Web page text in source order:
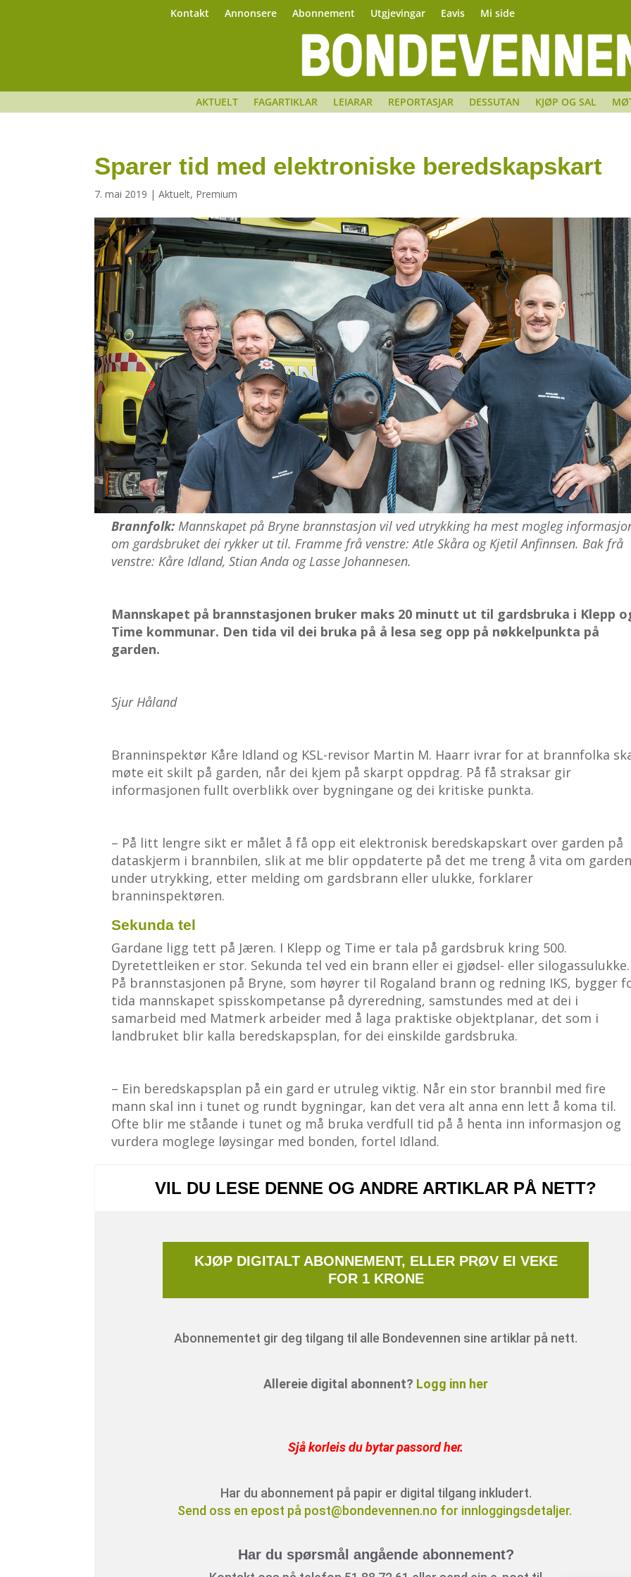
Kontakt Annonsere Abonnement Utgjevingar Eavis Mi side
AKTUELT FAGARTIKLAR LEIARAR REPORTASJAR DESSUTAN KJØP OG SAL
Sparer tid med elektroniske beredskapskart
7. mai 2019 |Aktuelt, Premium
Brannfolk: Mannskapet på Bryne brannstasjon vil ved utrykking ha mest mogleg
om gardsbruket dei rykker ut til. Framme frå venstre: Atle Skåra og Kjetil Anfinnsen. Bak frå
venstre: Kåre Idland, Stian Anda og Lasse Johannesen.
Mannskapet på brannstasjonen bruker maks 20 minutt ut til gardsbruka i Klepp
Time kommunar. Den tida vil dei bruka på å lesa seg opp på nøkkelpunkta på
garden.
Sjur Håland
Branninspektør Kåre Idland og KSL-revisor Martin M. Haarr ivrar for at brannfolka
møte eit skilt på garden, når dei kjem på skarpt oppdrag. På få straksar gir
informasjonen fullt overblikk over bygningane og dei kritiske punkta.
– På litt lengre sikt er målet å få opp eit elektronisk beredskapskart over garden på
dataskjerm i brannbilen, slik at me blir oppdaterte på det me treng å vita om
under utrykking, etter melding om gardsbrann eller ulukke, forklarer
branninspektøren.
Sekunda tel
Gardane ligg tett på Jæren. I Klepp og Time er tala på gardsbruk kring 500.
Dyretettleiken er stor. Sekunda tel ved ein brann eller ei gjødsel- eller silogassulukke.
På brannstasjonen på Bryne, som høyrer til Rogaland brann og redning IKS, bygger
tida mannskapet spisskompetanse på dyreredning, samstundes med at dei i
samarbeid med Matmerk arbeider med å laga praktiske objektplanar, det som i
landbruket blir kalla beredskapsplan, for dei einskilde gardsbruka.
– Ein beredskapsplan på ein gard er utruleg viktig. Når ein stor brannbil med fire
mann skal inn i tunet og rundt bygningar, kan det vera alt anna enn lett å koma til.
Ofte blir me ståande i tunet og må bruka verdfull tid på å henta inn informasjon og
vurdera moglege løysingar med bonden, fortel Idland.
VIL DU LESE DENNE OG ANDRE ARTIKLAR PÅ NETT?
KJØP DIGITALT ABONNEMENT, ELLER PRØV EI VEKE
FOR 1 KRONE
Abonnementet gir deg tilgang til alle Bondevennen sine artiklar på nett.
Allereie digital abonnent? Logg inn her
Sjå korleis du bytar passord her.
Har du abonnement på papir er digital tilgang inkludert.
Send oss en epost på post@bondevennen.no for innloggingsdetaljer.
Har du spørsmål angående abonnement?